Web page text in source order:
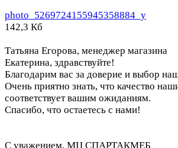
photo_5269724155945358884_y
142,3 Кб
Татьяна Егорова, менеджер магазина
Екатерина, здравствуйте!
Благодарим вас за доверие и выбор
Очень приятно знать, что качество
соответствует вашим ожиданиям.
Спасибо, что остаетесь с нами!
С уважением, МЦ СПАРТАКМЕБ